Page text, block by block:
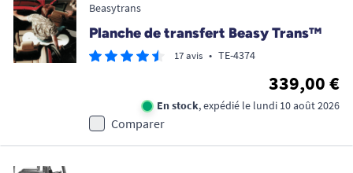
Beasytrans
Planche de transfert Beasy Trans™
17 avis • TE-4374
339,00 €
En stock, expédié le lundi 10 août 2026
Comparer